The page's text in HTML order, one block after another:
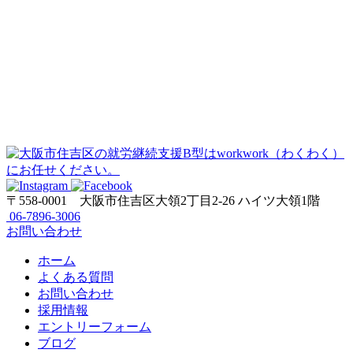
〒558-0001 大阪市住吉区大領2丁目2-26 ハイツ大領1階
06-7896-3006
お問い合わせ
ホーム
よくある質問
お問い合わせ
採用情報
エントリーフォーム
ブログ